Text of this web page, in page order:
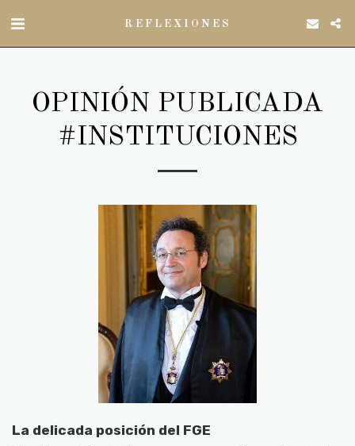
REFLEXIONES
OPINIÓN PUBLICADA
#INSTITUCIONES
La delicada posición del FGE